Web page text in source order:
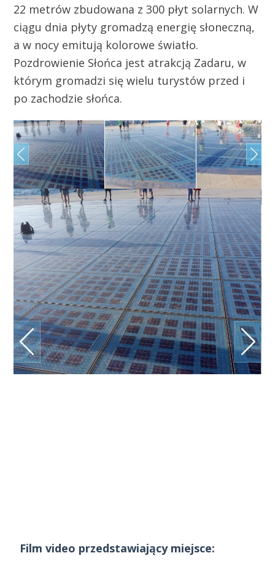
22 metrów zbudowana z 300 płyt solarnych. W
ciągu dnia płyty gromadzą energię słoneczną,
a w nocy emitują kolorowe światło.
Pozdrowienie Słońca jest atrakcją Zadaru, w
którym gromadzi się wielu turystów przed i
po zachodzie słońca.
Film video przedstawiający miejsce: